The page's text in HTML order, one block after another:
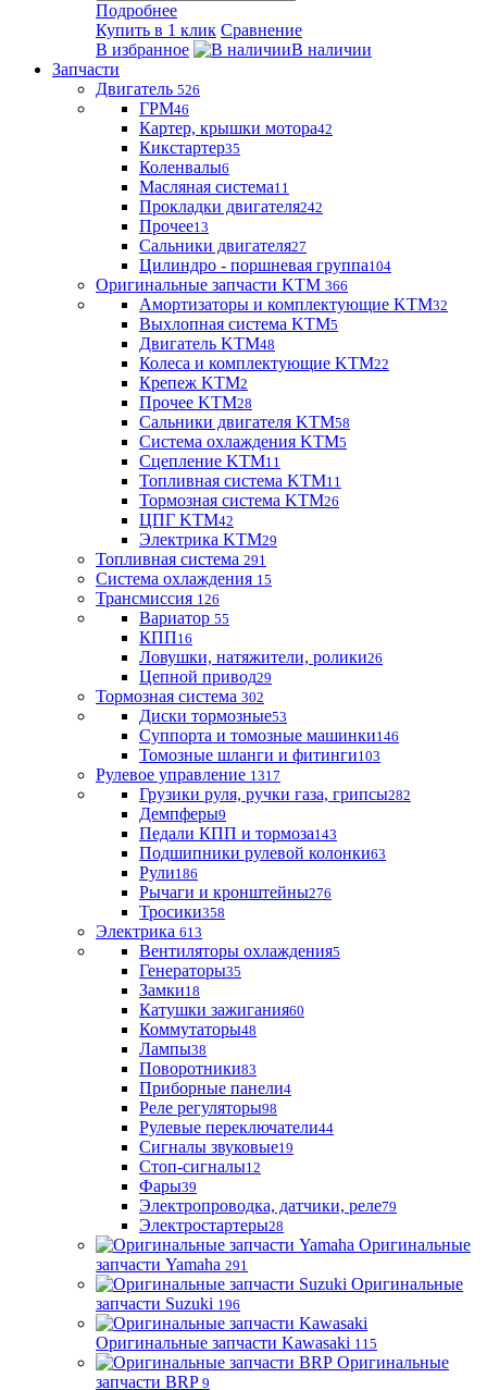
Подробнее
Купить в 1 клик Сравнение
В избранное
В наличии
Запчасти
Двигатель 526
ГРМ46
Картер, крышки мотора42
Кикстартер35
Коленвалы6
Масляная система11
Прокладки двигателя242
Прочее13
Сальники двигателя27
Цилиндро - поршневая группа104
Оригинальные запчасти KTM 366
Амортизаторы и комплектующие KTM32
Выхлопная система KTM5
Двигатель KTM48
Колеса и комплектующие KTM22
Крепеж KTM2
Прочее KTM28
Сальники двигателя KTM58
Система охлаждения KTM5
Сцепление KTM11
Топливная система KTM11
Тормозная система KTM26
ЦПГ KTM42
Электрика KTM29
Топливная система 291
Система охлаждения 15
Трансмиссия 126
Вариатор 55
КПП16
Ловушки, натяжители, ролики26
Цепной привод29
Тормозная система 302
Диски тормозные53
Суппорта и томозные машинки146
Томозные шланги и фитинги103
Рулевое управление 1317
Грузики руля, ручки газа, грипсы282
Демпферы9
Педали КПП и тормоза143
Подшипники рулевой колонки63
Рули186
Рычаги и кронштейны276
Тросики358
Электрика 613
Вентиляторы охлаждения5
Генераторы35
Замки18
Катушки зажигания60
Коммутаторы48
Лампы38
Поворотники83
Приборные панели4
Реле регуляторы98
Рулевые переключатели44
Сигналы звуковые19
Стоп-сигналы12
Фары39
Электропроводка, датчики, реле79
Электростартеры28
Оригинальные
запчасти Yamaha 291
Оригинальные
запчасти Suzuki 196
Оригинальные запчасти Kawasaki 115
Оригинальные
запчасти BRP 9